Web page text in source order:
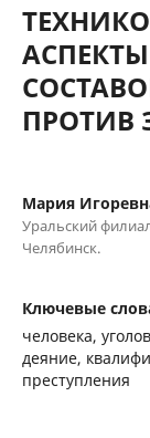
ПРОТИВ
Мария
Уральский
Челябинск.
Ключевые
человека,
деяние,
преступления